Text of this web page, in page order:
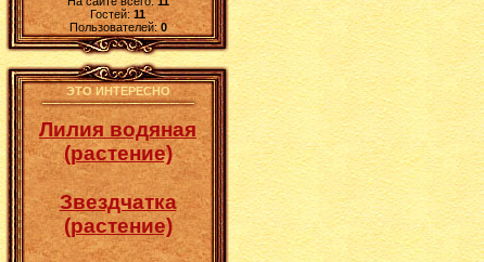
Гостей: 11
Пользователей: 0
ЭТО ИНТЕРЕСНО
Лилия водяная
(растение)
Звездчатка
(растение)